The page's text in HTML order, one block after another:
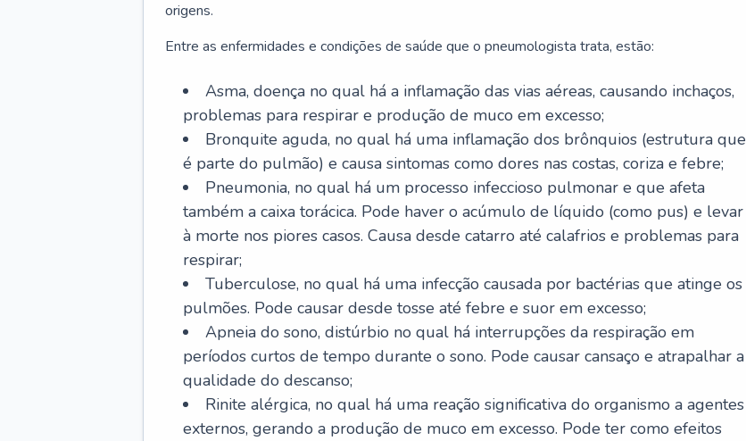
origens.
Entre as enfermidades e condições de saúde que o pneumologista trata, estão:
Asma, doença no qual há a inflamação das vias aéreas, causando inchaços,
problemas para respirar e produção de muco em excesso;
Bronquite aguda, no qual há uma inflamação dos brônquios (estrutura que
é parte do pulmão) e causa sintomas como dores nas costas, coriza e febre;
Pneumonia, no qual há um processo infeccioso pulmonar e que afeta
também a caixa torácica. Pode haver o acúmulo de líquido (como pus) e levar
à morte nos piores casos. Causa desde catarro até calafrios e problemas para
respirar;
Tuberculose, no qual há uma infecção causada por bactérias que atinge os
pulmões. Pode causar desde tosse até febre e suor em excesso;
Apneia do sono, distúrbio no qual há interrupções da respiração em
períodos curtos de tempo durante o sono. Pode causar cansaço e atrapalhar a
qualidade do descanso;
Rinite alérgica, no qual há uma reação significativa do organismo a agentes
externos, gerando a produção de muco em excesso. Pode ter como efeitos